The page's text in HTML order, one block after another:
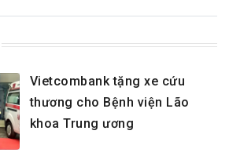
Vietcombank tặng xe cứu
thương cho Bệnh viện Lão
khoa Trung ương